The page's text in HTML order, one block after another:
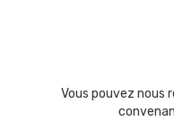
Vous pouvez nous